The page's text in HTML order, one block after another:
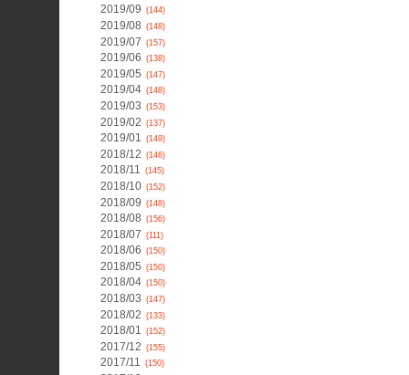
2019/09 (144)
2019/08 (148)
2019/07 (157)
2019/06 (138)
2019/05 (147)
2019/04 (148)
2019/03 (153)
2019/02 (137)
2019/01 (149)
2018/12 (146)
2018/11 (145)
2018/10 (152)
2018/09 (148)
2018/08 (156)
2018/07 (111)
2018/06 (150)
2018/05 (150)
2018/04 (150)
2018/03 (147)
2018/02 (133)
2018/01 (152)
2017/12 (155)
2017/11 (150)